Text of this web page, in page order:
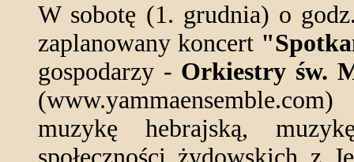
W sobotę (1. grudnia) o
zaplanowany koncert
gospodarzy - Orkiestry św.
muzykę hebrajską,